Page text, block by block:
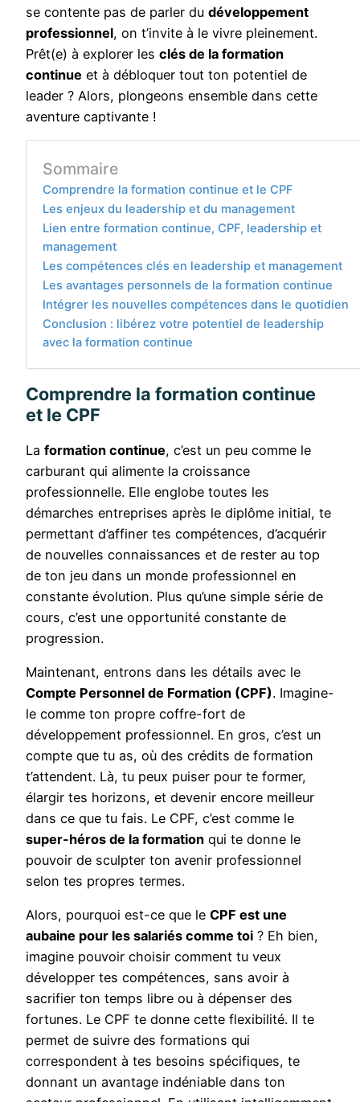
se contente pas de parler du développement
professionnel, on t’invite à le vivre pleinement.
Prêt(e) à explorer les clés de la formation
continue et à débloquer tout ton potentiel de
leader ? Alors, plongeons ensemble dans cette
aventure captivante !
Sommaire
Comprendre la formation continue et le CPF
Les enjeux du leadership et du management
Lien entre formation continue, CPF, leadership et
management
Les compétences clés en leadership et management
Les avantages personnels de la formation continue
Intégrer les nouvelles compétences dans le quotidien
Conclusion : libérez votre potentiel de leadership
avec la formation continue
Comprendre la formation continue
et le CPF
La formation continue, c’est un peu comme le
carburant qui alimente la croissance
professionnelle. Elle englobe toutes les
démarches entreprises après le diplôme initial, te
permettant d’affiner tes compétences, d’acquérir
de nouvelles connaissances et de rester au top
de ton jeu dans un monde professionnel en
constante évolution. Plus qu’une simple série de
cours, c’est une opportunité constante de
progression.
Maintenant, entrons dans les détails avec le
Compte Personnel de Formation (CPF). Imagine-
le comme ton propre coffre-fort de
développement professionnel. En gros, c’est un
compte que tu as, où des crédits de formation
t’attendent. Là, tu peux puiser pour te former,
élargir tes horizons, et devenir encore meilleur
dans ce que tu fais. Le CPF, c’est comme le
super-héros de la formation qui te donne le
pouvoir de sculpter ton avenir professionnel
selon tes propres termes.
Alors, pourquoi est-ce que le CPF est une
aubaine pour les salariés comme toi ? Eh bien,
imagine pouvoir choisir comment tu veux
développer tes compétences, sans avoir à
sacrifier ton temps libre ou à dépenser des
fortunes. Le CPF te donne cette flexibilité. Il te
permet de suivre des formations qui
correspondent à tes besoins spécifiques, te
donnant un avantage indéniable dans ton